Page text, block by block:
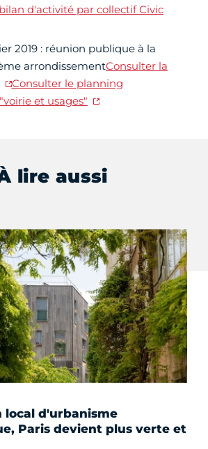
d'activité par collectif Civic
2019 : réunion publique à la
arrondissementConsulter la
Consulter le planning
et usages"
lire aussi
local d'urbanisme
Paris devient plus verte et